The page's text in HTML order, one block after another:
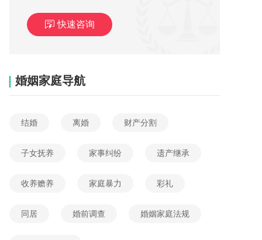
快速咨询
婚姻家庭导航
结婚 离婚 财产分割
子女抚养 家事纠纷 遗产继承
收养赡养 家庭暴力 彩礼
同居 婚前调查 婚姻家庭法规